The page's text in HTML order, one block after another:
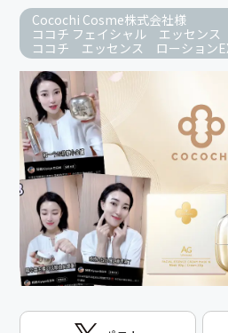
Cocochi Cosme株式会社様
ココチ フェイシャル エッセン
ココチ エッセンス ローション